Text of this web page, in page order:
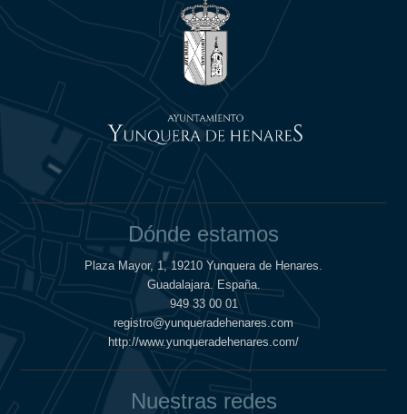
Dónde estamos
Plaza Mayor, 1, 19210 Yunquera de Henares.
Guadalajara. España.
949 33 00 01
registro@yunqueradehenares.com
http://www.yunqueradehenares.com/
Nuestras redes